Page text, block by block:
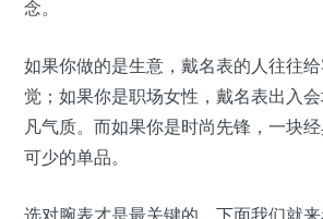
念。
如果你做的是生意，戴名表的人往往
觉；如果你是职场女性，戴名表出入
凡气质。而如果你是时尚先锋，一块
可少的单品。